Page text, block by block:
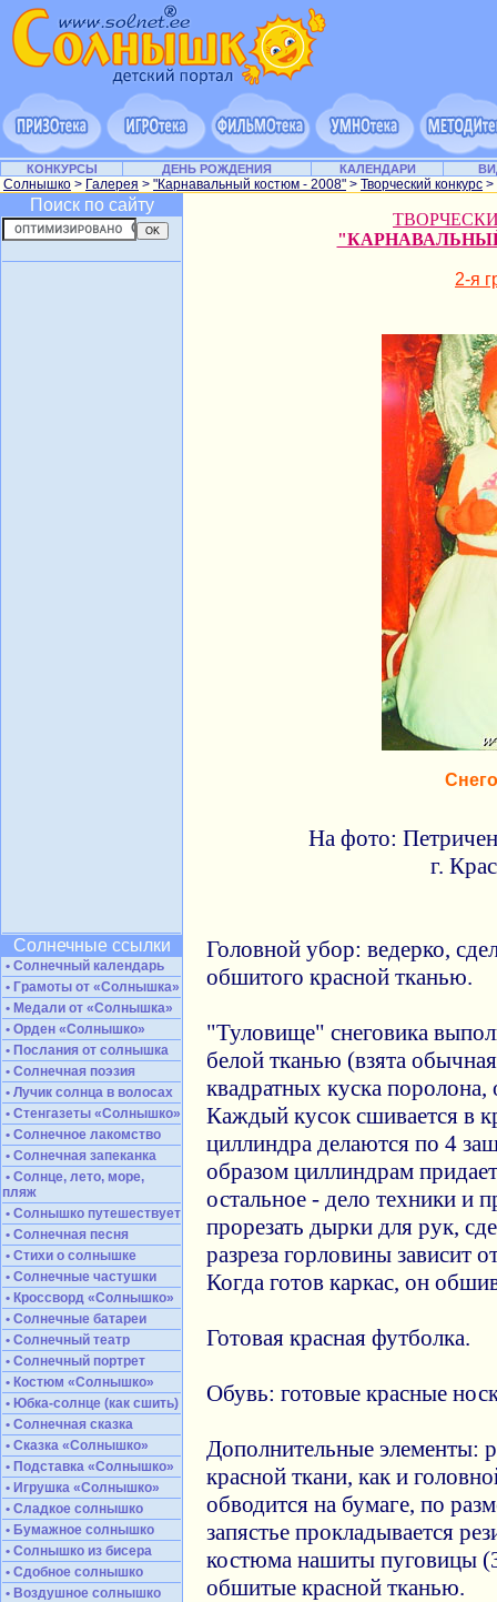
КОНКУРСЫ ДЕНЬ РОЖДЕНИЯ КАЛЕНДАРИ
Солнышко > Галерея > "Карнавальный костюм - 2008" > Творческий конкурс >
Поиск по сайту
Солнечные ссылки
• Солнечный календарь
• Грамоты от «Солнышка»
• Медали от «Солнышка»
• Орден «Солнышко»
• Послания от солнышка
• Солнечная поэзия
• Лучик солнца в волосах
• Стенгазеты «Солнышко»
• Солнечное лакомство
• Солнечная запеканка
• Солнце, лето, море,
пляж
• Солнышко путешествует
• Солнечная песня
• Стихи о солнышке
• Солнечные частушки
• Кроссворд «Солнышко»
• Солнечные батареи
• Солнечный театр
• Солнечный портрет
• Костюм «Солнышко»
• Юбка-солнце (как сшить)
• Солнечная сказка
• Сказка «Солнышко»
• Подставка «Солнышко»
• Игрушка «Солнышко»
• Сладкое солнышко
• Бумажное солнышко
• Солнышко из бисера
• Сдобное солнышко
• Воздушное солнышко
2-я
На фото:
г.
Головной убор: ведерко,
обшитого красной тканью.
"Туловище" снеговика
белой тканью (взята
квадратных куска
Каждый кусок сшивается в
циллиндра делаются по 4
образом циллиндрам
остальное - дело техники и
прорезать дырки для рук,
разреза горловины зависит
Когда готов каркас, он
Готовая красная футболка.
Обувь: готовые красные
Дополнительные элементы:
красной ткани, как и
обводится на бумаге, по
запястье прокладывается
костюма нашиты пуговицы
обшитые красной тканью.